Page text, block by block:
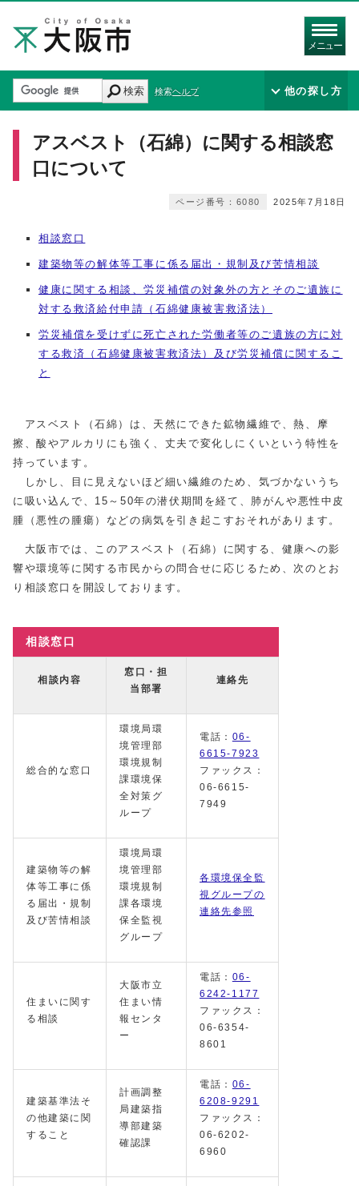
メニュー
検索 検索ヘルプ 他の探し方
アスベスト（石綿）に関する相談窓
口について
2025年7月18日
ページ番号：6080
相談窓口
建築物等の解体等工事に係る届出・規制及び苦情相談
健康に関する相談、労災補償の対象外の方とそのご遺族に
対する救済給付申請（石綿健康被害救済法）
労災補償を受けずに死亡された労働者等のご遺族の方に対
する救済（石綿健康被害救済法）及び労災補償に関するこ
と
アスベスト（石綿）は、天然にできた鉱物繊維で、熱、摩
擦、酸やアルカリにも強く、丈夫で変化しにくいという特性を
持っています。
しかし、目に見えないほど細い繊維のため、気づかないうち
に吸い込んで、15～50年の潜伏期間を経て、肺がんや悪性中皮
腫（悪性の腫瘍）などの病気を引き起こすおそれがあります。
大阪市では、このアスベスト（石綿）に関する、健康への影
響や環境等に関する市民からの問合せに応じるため、次のとお
り相談窓口を開設しております。
相談窓口
相談内容
窓口・担
当部署
連絡先
総合的な窓口
環境局環
境管理部
環境規制
課環境保
全対策グ
ループ
電話： 06-
6615-7923
ファックス：
06-6615-
7949
建築物等の解
体等工事に係
る届出・規制
及び苦情相談
環境局環
境管理部
環境規制
課各環境
保全監視
グループ
各環境保全監
視グループの
連絡先参照
住まいに関す
る相談
大阪市立
住まい情
報センタ
ー
電話： 06-
6242-1177
ファックス：
06-6354-
8601
建築基準法そ
の他建築に関
すること
計画調整
局建築指
導部建築
確認課
電話： 06-
6208-9291
ファックス：
06-6202-
6960